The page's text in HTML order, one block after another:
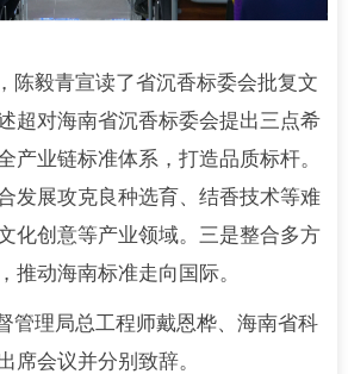
陈毅青宣读了省沉香标委会批复文
超对海南省沉香标委会提出三点希
产业链标准体系，打造品质标杆。
发展攻克良种选育、结香技术等难
化创意等产业领域。三是整合多方
推动海南标准走向国际。
管理局总工程师戴恩桦、海南省科
席会议并分别致辞。